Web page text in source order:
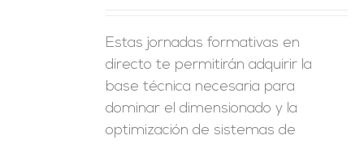
Estas jornadas formativas en
directo te permitirán adquirir la
base técnica necesaria para
dominar el dimensionado y la
optimización de sistemas de